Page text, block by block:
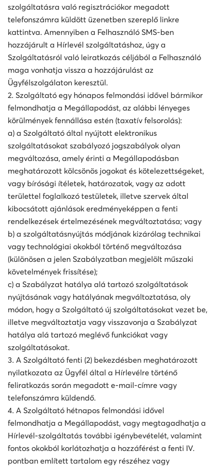
szolgáltatásra való regisztrációkor megadott
telefonszámra küldött üzenetben szereplő linkre
kattintva. Amennyiben a Felhasználó SMS-ben
hozzájárult a Hírlevél szolgáltatáshoz, úgy a
Szolgáltatásról való leiratkozás céljából a Felhasználó
maga vonhatja vissza a hozzájárulást az
Ügyfélszolgálaton keresztül.
2. Szolgáltató egy hónapos felmondási idővel bármikor
felmondhatja a Megállapodást, az alábbi lényeges
körülmények fennállása estén (taxatív felsorolás):
a) a Szolgáltató által nyújtott elektronikus
szolgáltatásokat szabályozó jogszabályok olyan
megváltozása, amely érinti a Megállapodásban
meghatározott kölcsönös jogokat és kötelezettségeket,
vagy bírósági ítéletek, határozatok, vagy az adott
területtel foglalkozó testületek, illetve szervek által
kibocsátott ajánlások eredményeképpen a fenti
rendelkezések értelmezésének megváltoztatása; vagy
b) a szolgáltatásnyújtás módjának kizárólag technikai
vagy technológiai okokból történő megváltozása
(különösen a jelen Szabályzatban megjelölt műszaki
követelmények frissítése);
c) a Szabályzat hatálya alá tartozó szolgáltatások
nyújtásának vagy hatályának megváltoztatása, oly
módon, hogy a Szolgáltató új szolgáltatásokat vezet be,
illetve megváltoztatja vagy visszavonja a Szabályzat
hatálya alá tartozó meglévő funkciókat vagy
szolgáltatásokat.
3. A Szolgáltató fenti (2) bekezdésben meghatározott
nyilatkozata az Ügyfél által a Hírlevélre történő
feliratkozás során megadott e-mail-címre vagy
telefonszámra küldendő.
4. A Szolgáltató hétnapos felmondási idővel
felmondhatja a Megállapodást, vagy megtagadhatja a
Hírlevél-szolgáltatás további igénybevételét, valamint
fontos okokból korlátozhatja a hozzáférést a fenti IV.
pontban említett tartalom egy részéhez vagy